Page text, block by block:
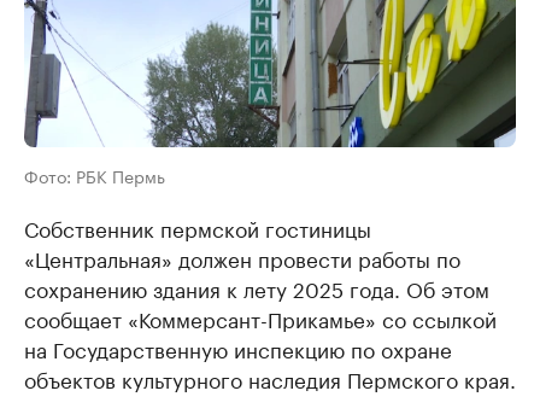
Фото: РБК Пермь
Собственник пермской гостиницы
«Центральная» должен провести работы по
сохранению здания к лету 2025 года. Об этом
сообщает «Коммерсант-Прикамье» со ссылкой
на Государственную инспекцию по охране
объектов культурного наследия Пермского края.